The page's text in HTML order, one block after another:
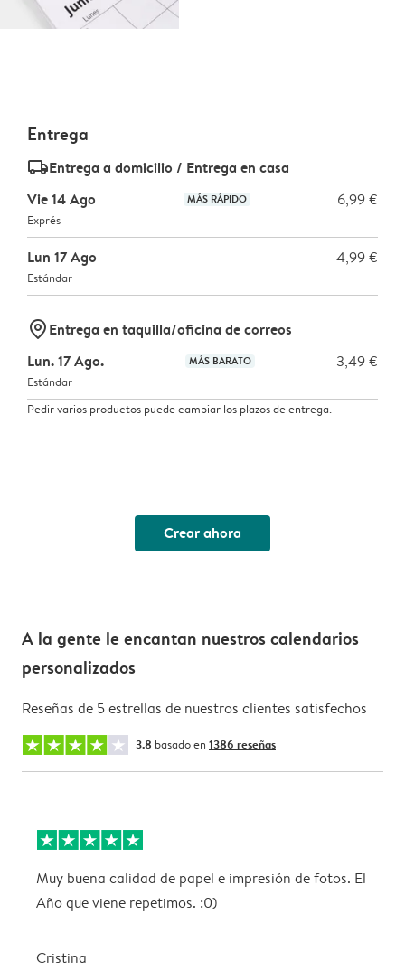
Entrega
delivery_standard_v2Entrega a domicilio / Entrega en casa
Vie 14 Ago
MÁS RÁPIDO 6,99 €
Exprés
Lun 17 Ago 4,99 €
Estándar
marker-pinEntrega en taquilla/oficina de correos
Lun. 17 Ago.
MÁS BARATO 3,49 €
Estándar
Pedir varios productos puede cambiar los plazos de entrega.
Crear ahora
A la gente le encantan nuestros calendarios
personalizados
Reseñas de 5 estrellas de nuestros clientes satisfechos
3.8 basado en 1386 reseñas
Muy buena calidad de papel e impresión de fotos. El
Año que viene repetimos. :0)
Cristina